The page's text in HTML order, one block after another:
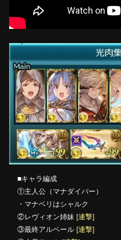
■キャラ編成
①主人公（マナダイバー）
・マナベリはシャルク
②レヴィオン姉妹 [連撃]
③最終アルベール [連撃]